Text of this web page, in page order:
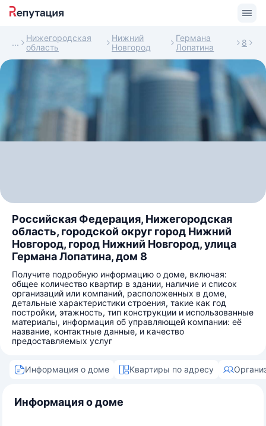
Нижегородская
область
Нижний
Новгород
Германа
Лопатина
8
Российская Федерация, Нижегородская
область, городской округ город Нижний
Новгород, город Нижний Новгород, улица
Германа Лопатина, дом 8
Получите подробную информацию о доме, включая:
общее количество квартир в здании, наличие и список
организаций или компаний, расположенных в доме,
детальные характеристики строения, такие как год
постройки, этажность, тип конструкции и использованные
материалы, информация об управляющей компании: её
название, контактные данные, и качество
предоставляемых услуг
Информация о доме Квартиры по адресу
Информация о доме